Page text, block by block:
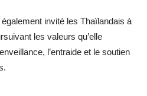
invité les Thaïlandais à
les valeurs qu’elle
l’entraide et le soutien